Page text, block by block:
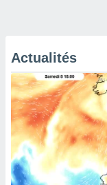
Actualités